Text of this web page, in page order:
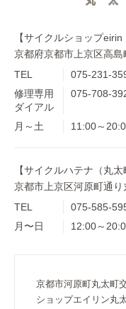
【サイクルショップeirin
京都府京都市上京区高島
TEL
075-231-
修理専用
ダイアル
075-708-
月～土 11:00～
【サイクルハテナ（丸太
京都市上京区河原町通
TEL
075-585-
月〜日
12:00～
京都市河原町丸太町
ショップエイリン丸